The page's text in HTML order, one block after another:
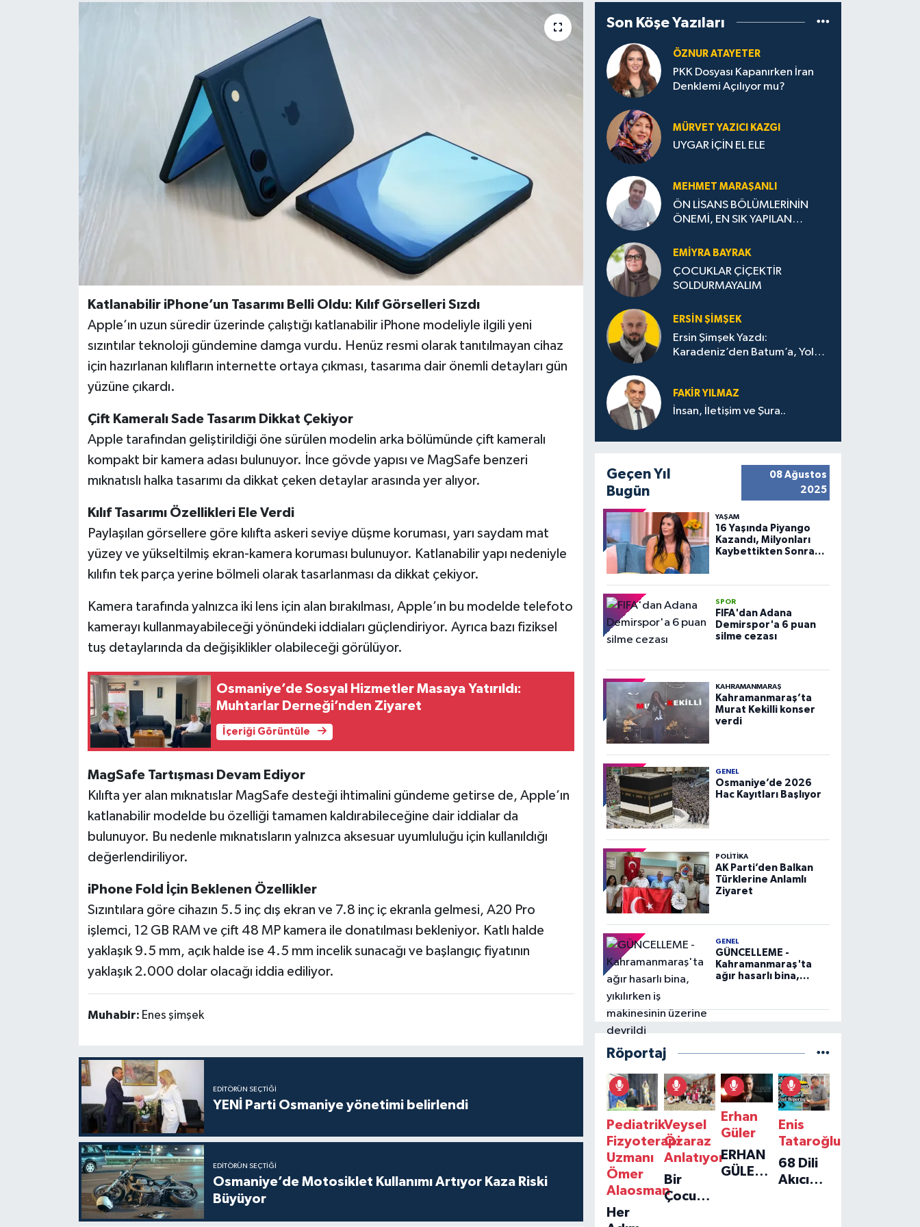
Katlanabilir iPhone’un Tasarımı Belli Oldu: Kılıf Görselleri Sızdı
Apple’ın uzun süredir üzerinde çalıştığı katlanabilir iPhone modeliyle ilgili yeni
sızıntılar teknoloji gündemine damga vurdu. Henüz resmi olarak tanıtılmayan cihaz
için hazırlanan kılıfların internette ortaya çıkması, tasarıma dair önemli detayları gün
yüzüne çıkardı.
Çift Kameralı Sade Tasarım Dikkat Çekiyor
Apple tarafından geliştirildiği öne sürülen modelin arka bölümünde çift kameralı
kompakt bir kamera adası bulunuyor. İnce gövde yapısı ve MagSafe benzeri
mıknatıslı halka tasarımı da dikkat çeken detaylar arasında yer alıyor.
Kılıf Tasarımı Özellikleri Ele Verdi
Paylaşılan görsellere göre kılıfta askeri seviye düşme koruması, yarı saydam mat
yüzey ve yükseltilmiş ekran-kamera koruması bulunuyor. Katlanabilir yapı nedeniyle
kılıfın tek parça yerine bölmeli olarak tasarlanması da dikkat çekiyor.
Kamera tarafında yalnızca iki lens için alan bırakılması, Apple’ın bu modelde telefoto
kamerayı kullanmayabileceği yönündeki iddiaları güçlendiriyor. Ayrıca bazı fiziksel
tuş detaylarında da değişiklikler olabileceği görülüyor.
Osmaniye’de Sosyal Hizmetler Masaya Yatırıldı:
Muhtarlar Derneği’nden Ziyaret
İçeriği Görüntüle
MagSafe Tartışması Devam Ediyor
Kılıfta yer alan mıknatıslar MagSafe desteği ihtimalini gündeme getirse de, Apple’ın
katlanabilir modelde bu özelliği tamamen kaldırabileceğine dair iddialar da
bulunuyor. Bu nedenle mıknatısların yalnızca aksesuar uyumluluğu için kullanıldığı
değerlendiriliyor.
iPhone Fold İçin Beklenen Özellikler
Sızıntılara göre cihazın 5.5 inç dış ekran ve 7.8 inç iç ekranla gelmesi, A20 Pro
işlemci, 12 GB RAM ve çift 48 MP kamera ile donatılması bekleniyor. Katlı halde
yaklaşık 9.5 mm, açık halde ise 4.5 mm incelik sunacağı ve başlangıç fiyatının
yaklaşık 2.000 dolar olacağı iddia ediliyor.
Muhabir: Enes şimşek
EDITÖRÜN SEÇTIĞI
YENİ Parti Osmaniye yönetimi belirlendi
EDITÖRÜN SEÇTIĞI
Osmaniye’de Motosiklet Kullanımı Artıyor Kaza Riski
Büyüyor
Son Köşe Yazıları
ÖZNUR ATAYETER
PKK Dosyası Kapanırken İran
Denklemi Açılıyor mu?
MÜRVET YAZICI KAZGI
UYGAR İÇİN EL ELE
MEHMET MARAŞANLI
ÖN LİSANS BÖLÜMLERİNİN
ÖNEMİ, EN SIK YAPILAN
STRATEJİLERİ
EMIYRA BAYRAK
ÇOCUKLAR ÇİÇEKTİR
SOLDURMAYALIM
ERSIN ŞIMŞEK
Ersin Şimşek Yazdı:
Karadeniz’den Batum’a, Yolun
FAKIR YILMAZ
İnsan, İletişim ve Şura..
Geçen Yıl
Bugün
08 Ağustos
2025
YAŞAM
16 Yaşında Piyango
Kazandı, Milyonları
Kaybettikten Sonra
SPOR
FIFA'dan Adana
Demirspor'a 6 puan
silme cezası
KAHRAMANMARAŞ
Kahramanmaraş’ta
Murat Kekilli konser
verdi
GENEL
Osmaniye’de 2026
Hac Kayıtları Başlıyor
POLITIKA
AK Parti’den Balkan
Türklerine Anlamlı
Ziyaret
GENEL
GÜNCELLEME -
Kahramanmaraş'ta
ağır hasarlı bina,
devrildi
Röportaj
Pediatrik
Fizyoterapi
Uzmanı
Ömer
Alaosman
Her
Veysel
Özaraz
Anlatıyor
Bir
Çocuğun
Erhan
Güler
ERHAN
GÜLER'IN
Enis
Tataroğlu
68 Dili
Akıcı